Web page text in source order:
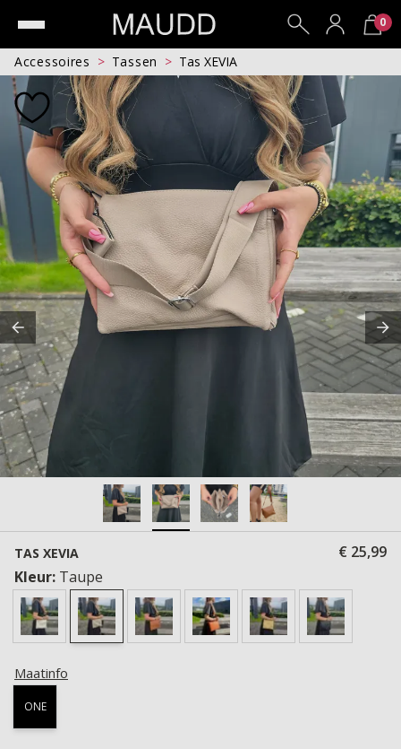
0
Accessoires Tassen Tas XEVIA
TAS XEVIA
€ 25,99
Kleur: Taupe
Maatinfo
ONE